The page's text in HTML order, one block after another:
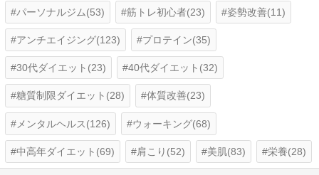
パーソナルジム(53) 筋トレ初心者(23) 姿勢改善(11)
アンチエイジング(123) プロテイン(35)
30代ダイエット(23) 40代ダイエット(32)
糖質制限ダイエット(28) 体質改善(23)
メンタルヘルス(126) ウォーキング(68)
中高年ダイエット(69) 肩こり(52) 美肌(83) 栄養(28)